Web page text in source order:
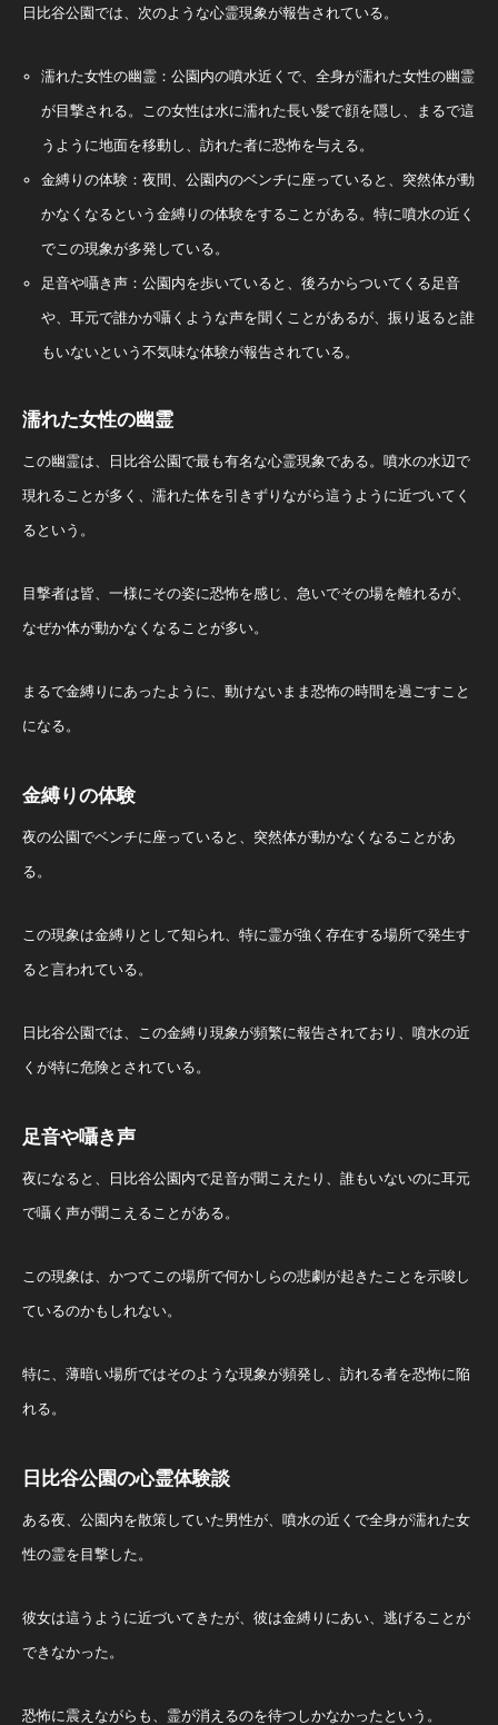
日比谷公園では、次のような心霊現象が報告されている。
濡れた女性の幽霊：公園内の噴水近くで、全身が濡れた女性の幽霊
が目撃される。この女性は水に濡れた長い髪で顔を隠し、まるで這
うように地面を移動し、訪れた者に恐怖を与える。
金縛りの体験：夜間、公園内のベンチに座っていると、突然体が動
かなくなるという金縛りの体験をすることがある。特に噴水の近く
でこの現象が多発している。
足音や囁き声：公園内を歩いていると、後ろからついてくる足音
や、耳元で誰かが囁くような声を聞くことがあるが、振り返ると誰
もいないという不気味な体験が報告されている。
濡れた女性の幽霊
この幽霊は、日比谷公園で最も有名な心霊現象である。噴水の水辺で
現れることが多く、濡れた体を引きずりながら這うように近づいてく
るという。
目撃者は皆、一様にその姿に恐怖を感じ、急いでその場を離れるが、
なぜか体が動かなくなることが多い。
まるで金縛りにあったように、動けないまま恐怖の時間を過ごすこと
になる。
金縛りの体験
夜の公園でベンチに座っていると、突然体が動かなくなることがあ
る。
この現象は金縛りとして知られ、特に霊が強く存在する場所で発生す
ると言われている。
日比谷公園では、この金縛り現象が頻繁に報告されており、噴水の近
くが特に危険とされている。
足音や囁き声
夜になると、日比谷公園内で足音が聞こえたり、誰もいないのに耳元
で囁く声が聞こえることがある。
この現象は、かつてこの場所で何かしらの悲劇が起きたことを示唆し
ているのかもしれない。
特に、薄暗い場所ではそのような現象が頻発し、訪れる者を恐怖に陥
れる。
日比谷公園の心霊体験談
ある夜、公園内を散策していた男性が、噴水の近くで全身が濡れた女
性の霊を目撃した。
彼女は這うように近づいてきたが、彼は金縛りにあい、逃げることが
できなかった。
恐怖に震えながらも、霊が消えるのを待つしかなかったという。